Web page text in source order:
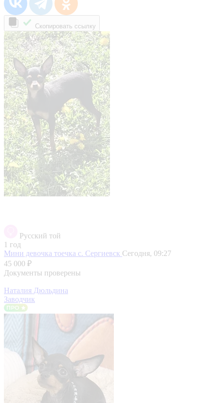
Скопировать ссылку
Русский той
1 год
Мини девочка тоечка с. Сергиевск Сегодня, 09:27
45 000 ₽
Документы проверены
Наталия Дюльдина
Заводчик